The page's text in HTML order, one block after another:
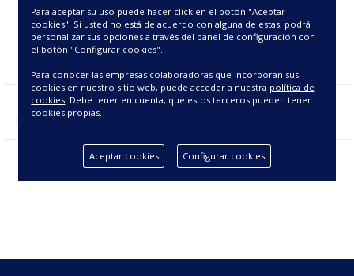
Mostrando 1 - 2 de 2 producto(s).
Para aceptar su uso puede hacer click en el botón "Aceptar
cookies". Si usted no está de acuerdo con alguna de estas, podrá
personalizar sus opciones a través del panel de configuración con
el botón "Configurar cookies".
Para conocer las empresas colaboradoras que incorporan sus
cookies en nuestro sitio web, puede acceder a nuestra política de
cookies. Debe tener en cuenta, que estos terceros pueden tener
cookies propias.
Aceptar cookies Configurar cookies